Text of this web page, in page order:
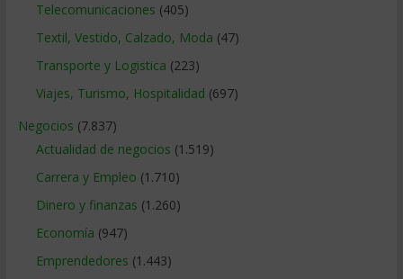
Telecomunicaciones (405)
Textil, Vestido, Calzado, Moda (47)
Transporte y Logistica (223)
Viajes, Turismo, Hospitalidad (697)
Negocios (7.837)
Actualidad de negocios (1.519)
Carrera y Empleo (1.710)
Dinero y finanzas (1.260)
Economía (947)
Emprendedores (1.443)